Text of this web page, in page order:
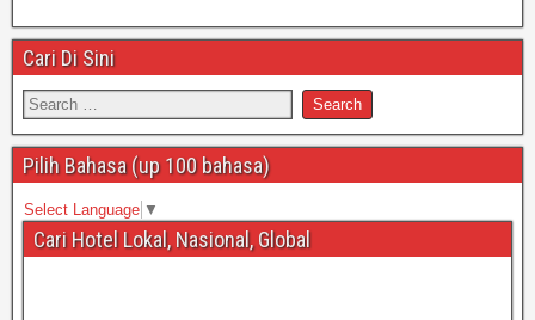
Cari Di Sini
Pilih Bahasa (up 100 bahasa)
Select Language ▼
Cari Hotel Lokal, Nasional, Global